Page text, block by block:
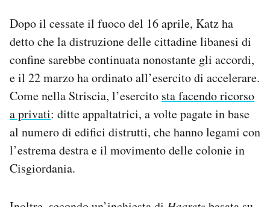
Dopo il cessate il fuoco del 16 aprile, Katz ha
detto che la distruzione delle cittadine libanesi di
confine sarebbe continuata nonostante gli accordi,
e il 22 marzo ha ordinato all’esercito di accelerare.
Come nella Striscia, l’esercito sta facendo ricorso
a privati: ditte appaltatrici, a volte pagate in base
al numero di edifici distrutti, che hanno legami con
l’estrema destra e il movimento delle colonie in
Cisgiordania.